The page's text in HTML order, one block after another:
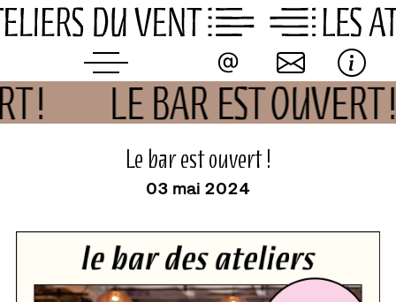
Skip
to
! LE BAR EST
événement
Le bar est ouvert !
03 mai 2024